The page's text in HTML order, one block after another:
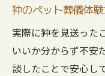
狆のペット葬儀体
実際に狆を見送った
いいか分からず不安
談したことで安心し